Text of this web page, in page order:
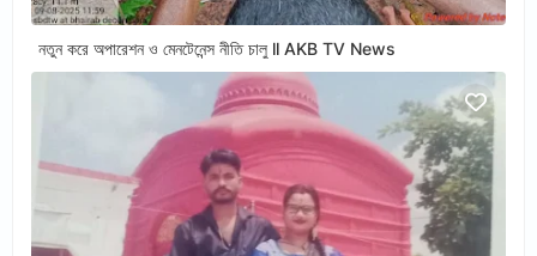
নতুন করে অপারেশন ও মেনটেনেন্স নীতি চালু ll AKB TV News